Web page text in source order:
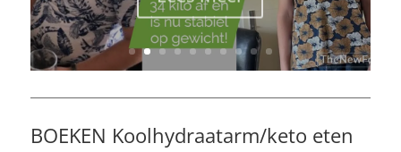
BOEKEN Koolhydraatarm/keto eten